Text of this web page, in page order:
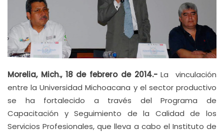
Morelia, Mich., 18 de febrero de 2014.-La vinculación
entre la Universidad Michoacana y el sector productivo
se ha fortalecido a través del Programa de
Capacitación y Seguimiento de la Calidad de los
Servicios Profesionales, que lleva a cabo el Instituto de